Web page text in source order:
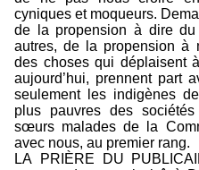
cyniques et moqueurs.
de la propension à dire
autres, de la propension à
des choses qui déplaisent
aujourd’hui, prennent part
seulement les indigènes
plus pauvres des
sœurs malades de la
avec nous, au premier rang.
LA PRIÈRE DU